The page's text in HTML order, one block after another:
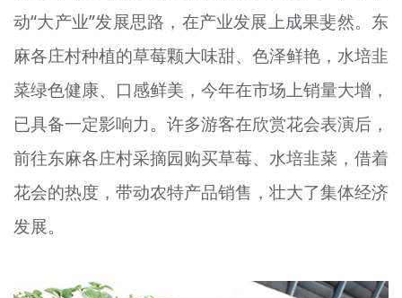
动“大产业”发展思路，在产业发展上成果斐然。东
麻各庄村种植的草莓颗大味甜、色泽鲜艳，水培韭
菜绿色健康、口感鲜美，今年在市场上销量大增，
已具备一定影响力。许多游客在欣赏花会表演后，
前往东麻各庄村采摘园购买草莓、水培韭菜，借着
花会的热度，带动农特产品销售，壮大了集体经济
发展。